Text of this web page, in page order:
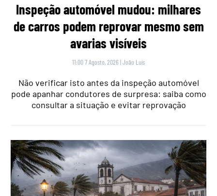
Inspeção automóvel mudou: milhares
de carros podem reprovar mesmo sem
avarias visíveis
11:00 7 Agosto, 2026 |João Luís
Não verificar isto antes da inspeção automóvel
pode apanhar condutores de surpresa: saiba como
consultar a situação e evitar reprovação